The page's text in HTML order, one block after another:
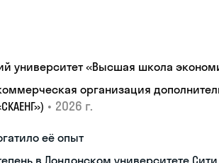
университет «Высшая школа
организация
• 2026 г.
её опыт
в Лондонском университете Сити